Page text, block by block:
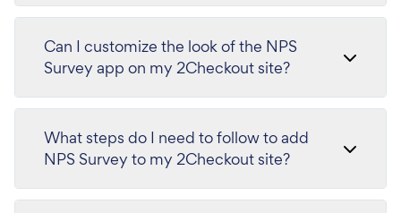
Can I customize the look of the NPS
Survey app on my 2Checkout site?
What steps do I need to follow to add
NPS Survey to my 2Checkout site?